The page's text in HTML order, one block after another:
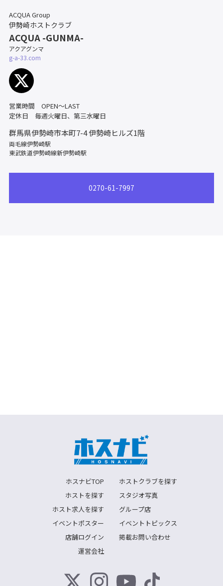
ACQUA Group
伊勢崎ホストクラブ
ACQUA -GUNMA-
アクアグンマ
g-a-33.com
営業時間 OPEN～LAST
定休日 毎週火曜日、第三水曜日
群馬県伊勢崎市本町7-4伊勢崎ヒルズ1階
両毛線伊勢崎駅
東武鉄道伊勢崎線新伊勢崎駅
0270-61-7997
ホスナビTOP
ホストクラブを探す
ホストを探す
スタジオ写真
ホスト求人を探す
グループ店
イベントポスター
イベントトピックス
店舗ログイン
掲載お問い合わせ
運営会社